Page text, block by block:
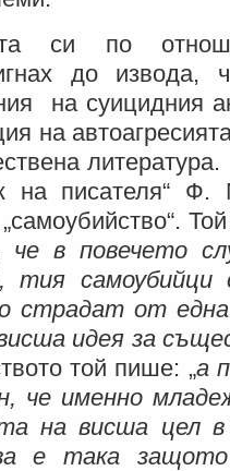
си по
до извода,
на суицидния
на
на писателя“ Ф.
че в повечето
тия самоубийци
страдат от
идея за
той пише: „а
че именно
на висша цел
е така